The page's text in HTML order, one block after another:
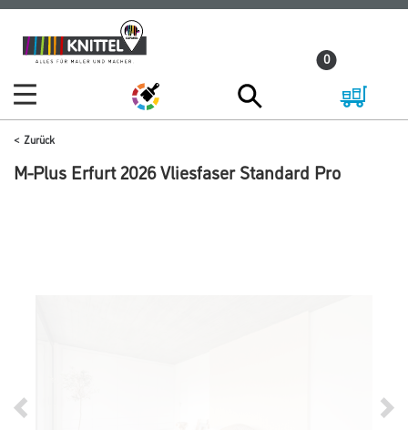
Zum
Inhalt
Zum
Navigationsmenü
0
Zurück
M-Plus Erfurt 2026 Vliesfaser Standard Pro